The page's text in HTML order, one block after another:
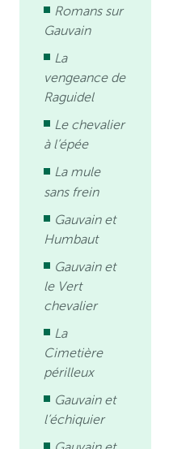
Romans sur
Gauvain
La
vengeance de
Raguidel
Le chevalier
à l’épée
La mule
sans frein
Gauvain et
Humbaut
Gauvain et
le Vert
chevalier
La
Cimetière
périlleux
Gauvain et
l’échiquier